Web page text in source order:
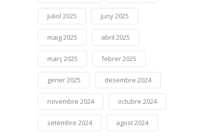
juliol 2025 juny 2025
maig 2025 abril 2025
març 2025 febrer 2025
gener 2025 desembre 2024
novembre 2024 octubre 2024
setembre 2024 agost 2024